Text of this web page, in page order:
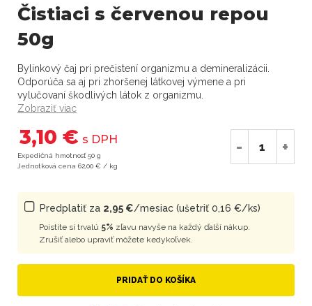
Čistiaci s červenou repou
50g
Bylinkový čaj pri prečistení organizmu a demineralizácii.
Odporúča sa aj pri zhoršenej látkovej výmene a pri
vylučovaní škodlivých látok z organizmu.
Zobraziť viac
3,10 € s DPH
Expedičná hmotnosť 50 g
Jednotková cena 62,00 € / kg
- +
Predplatiť za 2,95 €/mesiac (ušetriť 0,16 €/ks)
Poistite si trvalú 5% zľavu navyše na každý ďalší nákup.
Zrušiť alebo upraviť môžete kedykoľvek.
PRIDAŤ DO KOŠÍKA